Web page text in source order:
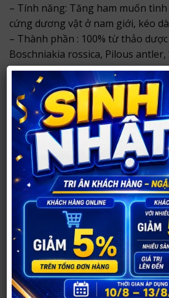
– Tính năng: Tăng ham muốn
cứng dương vật ở nam giới, kéo
– Thành phần : 100% từ thảo
Boschniakia rossica, Pilous antler,
Cynomorium, Angelica, Ginseng,
caterpillar fungus, Cistanche and
Chinese herbs…
– Hàm lượng: Mỗi viên nén chứa
– Nguồn gốc: Thảo dược 100%
– Dạng bảo chế: Viên nén
– Uống điều trị: Dạng tức thời
– Tác dụng phụ: Không tác dụng
– Đối tượng sử dụng: Trên 18 tuổi
– Quy cách đóng gói: vỉ 10 viên
– Xuất xứ: Thái Lan
– Sản xuất: Tại Hồng Kong Cow
Co.LTD dựa trên công thức
America Shengliyuan
Technology Development Co.Ltd.